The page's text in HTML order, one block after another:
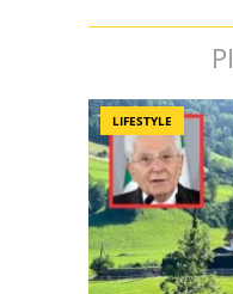
LIFESTYLE